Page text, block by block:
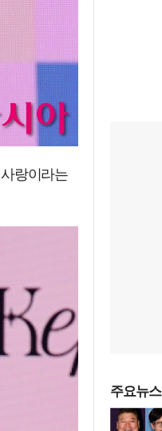
랑이라는
주요뉴스